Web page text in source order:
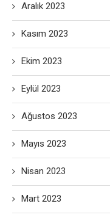
Aralık 2023
Kasım 2023
Ekim 2023
Eylül 2023
Ağustos 2023
Mayıs 2023
Nisan 2023
Mart 2023